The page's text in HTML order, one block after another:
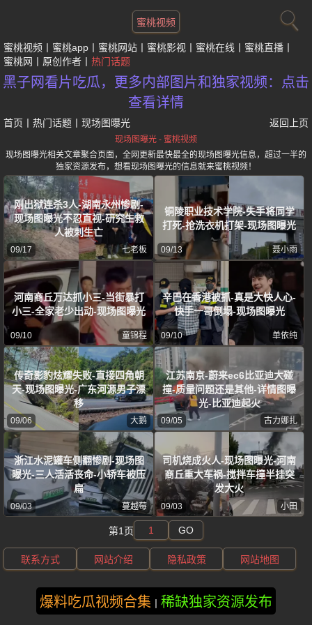
蜜桃视频
蜜桃视频 蜜桃app 蜜桃网站 蜜桃影视 蜜桃在线
蜜桃直播
蜜桃网
原创作者 热门话题
黑子网看片吃瓜，更多内部图片和独家视频：点击
查看详情
首页 热门话题 现场图曝光 返回上页
现场图曝光 - 蜜桃视频
现场图曝光相关文章聚合页面，全网更新最快最全的现场图曝光信息，超过一半的
独家资源发布，想看现场图曝光的信息就来蜜桃视频！
刚出狱连杀3人-湖南永州惨剧-
现场图曝光不忍直视-研究生救
人被刺生亡
09/17 七老板
铜陵职业技术学院-失手将同学
打死-抢洗衣机打架-现场图曝光
09/13 聂小雨
河南商丘万达抓小三-当街暴打
小三-全家老少出动-现场图曝光
09/10 童锦程
辛巴在香港被抓-真是大快人心-
快手一哥倒塌-现场图曝光
09/10 单依纯
传奇影豹炫耀失败-直接四角朝
天-现场图曝光-广东河源男子漂
移
09/06 大鹅
江苏南京-蔚来ec6比亚迪大碰
撞-质量问题还是其他-详情图曝
光-比亚迪起火
09/05 古力娜扎
浙江水泥罐车侧翻惨剧-现场图
曝光-三人活活丧命-小轿车被压
扁
09/03 蔓越莓
司机烧成火人-现场图曝光-河南
商丘重大车祸-搅拌车撞半挂突
发大火
09/03 小田
第1页 GO
爆料吃瓜视频合集 稀缺独家资源发布
联系方式 网站介绍 隐私政策 网站地图
版权所有 ©2025 蜜桃视频 保留所有权利